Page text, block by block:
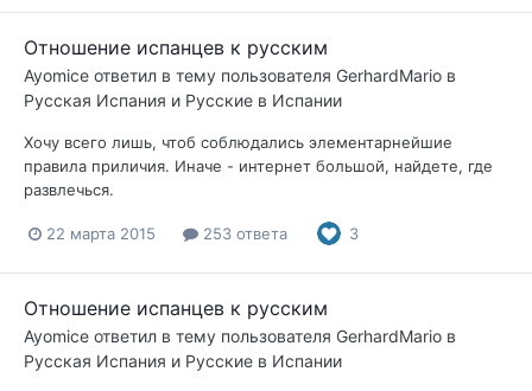
Отношение испанцев к русским
Ayomice ответил в тему пользователя GerhardMario в
Русская Испания и Русские в Испании
Хочу всего лишь, чтоб соблюдались элементарнейшие
правила приличия. Иначе - интернет большой, найдете, где
развлечься.
22 марта 2015 253 ответа 3
Отношение испанцев к русским
Ayomice ответил в тему пользователя GerhardMario в
Русская Испания и Русские в Испании